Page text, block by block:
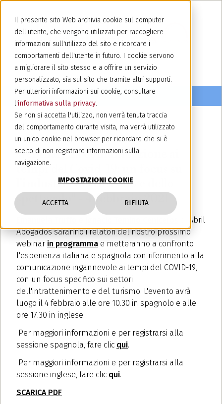
Il presente sito Web archivia cookie sul computer
dell'utente, che vengono utilizzati per raccogliere
informazioni sull'utilizzo del sito e ricordare i
comportamenti dell'utente in futuro. I cookie servono
a migliorare il sito stesso e a offrire un servizio
personalizzato, sia sul sito che tramite altri supporti.
Per ulteriori informazioni sui cookie, consultare
l'informativa sulla privacy.
Se non si accetta l'utilizzo, non verrà tenuta traccia
del comportamento durante visita, ma verrà utilizzato
un unico cookie nel browser per ricordare che si è
scelto di non registrare informazioni sulla
navigazione.
IMPOSTAZIONI COOKIE
ACCETTA RIFIUTA
28 gennaio 2021
Webinar: La comunicazione ai
tempi del Covid-19: un focus su
l'industria del turismo e dello
spettacolo" - 4 febbraio 2021
di Abril
Abogados saranno i relatori del nostro prossimo
webinar in programma e metteranno a confronto
l'esperienza italiana e spagnola con riferimento alla
comunicazione ingannevole ai tempi del COVID-19,
con un focus specifico sui settori
dell'intrattenimento e del turismo. L'evento avrà
luogo il 4 febbraio alle ore 10.30 in spagnolo e alle
ore 17.30 in inglese.
Per maggiori informazioni e per registrarsi alla
sessione spagnola, fare clic qui.
Per maggiori informazioni e per registrarsi alla
sessione inglese, fare clic qui.
SCARICA PDF